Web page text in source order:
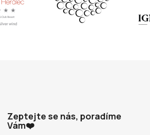
Zeptejte se nás, poradíme
Vám❤️